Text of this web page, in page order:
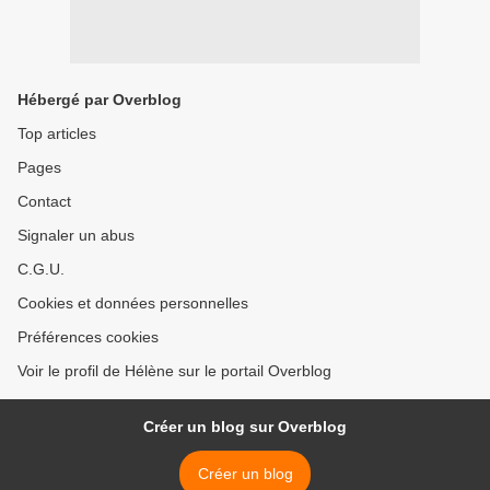
Hébergé par Overblog
Top articles
Pages
Contact
Signaler un abus
C.G.U.
Cookies et données personnelles
Préférences cookies
Voir le profil de Hélène sur le portail Overblog
Créer un blog sur Overblog
Créer un blog